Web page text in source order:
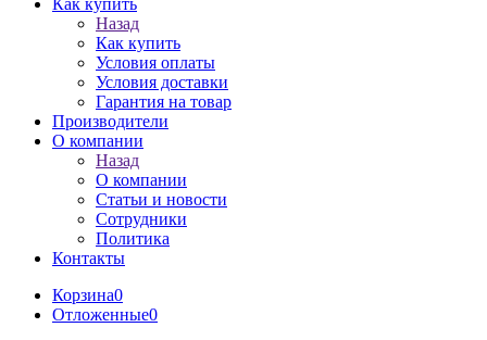
Как купить
Назад
Как купить
Условия оплаты
Условия доставки
Гарантия на товар
Производители
О компании
Назад
О компании
Статьи и новости
Сотрудники
Политика
Контакты
Корзина0
Отложенные0